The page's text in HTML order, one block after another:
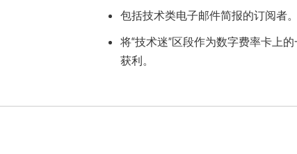
包括技术类电子邮件简报的订阅者。
将“技术迷”区段作为数字费率卡上
获利。